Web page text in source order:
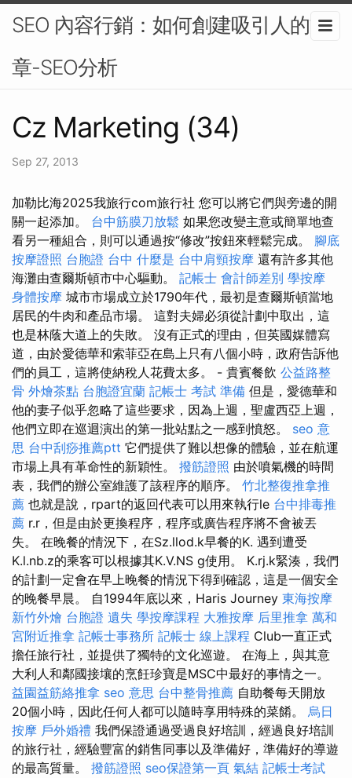
SEO 內容行銷：如何創建吸引人的文
章-SEO分析
Cz Marketing (34)
Sep 27, 2013
加勒比海2025我旅行com旅行社 您可以將它們與旁邊的開
關一起添加。 台中筋膜刀放鬆 如果您改變主意或簡單地查
看另一種組合，則可以通過按“修改”按鈕來輕鬆完成。 腳底
按摩證照 台胞證 台中 什麼是 台中肩頸按摩 還有許多其他
海灘由查爾斯頓市中心驅動。 記帳士 會計師差別 學按摩
身體按摩 城市市場成立於1790年代，最初是查爾斯頓當地
居民的牛肉和產品市場。 這對夫婦必須從計劃中取出，這
也是林蔭大道上的失敗。 沒有正式的理由，但英國媒體寫
道，由於愛德華和索菲亞在島上只有八個小時，政府告訴他
們的員工，這將使納稅人花費太多。 - 貴賓餐飲 公益路整
骨 外燴茶點 台胞證宜蘭 記帳士 考試 準備 但是，愛德華和
他的妻子似乎忽略了這些要求，因為上週，聖盧西亞上週，
他們立即在巡迴演出的第一批站點之一感到憤怒。 seo 意
思 台中刮痧推薦ptt 它們提供了難以想像的體驗，並在航運
市場上具有革命性的新穎性。 撥筋證照 由於噴氣機的時間
表，我們的辦公室維護了該程序的順序。 竹北整復推拿推
薦 也就是說，rpart的返回代表可以用來執行le 台中排毒推
薦 r.r，但是由於更換程序，程序或廣告程序將不會被丟
失。 在晚餐的情況下，在Sz.llod.k早餐的K. 遇到遭受
K.l.nb.z的乘客可以根據其K.V.NS g使用。 K.rj.k緊湊，我們
的計劃一定會在早上晚餐的情況下得到確認，這是一個安全
的晚餐早晨。 自1994年底以來，Haris Journey 東海按摩
新竹外燴 台胞證 遺失 學按摩課程 大雅按摩 后里推拿 萬和
宮附近推拿 記帳士事務所 記帳士 線上課程 Club一直正式
擔任旅行社，並提供了獨特的文化巡遊。 在海上，與其意
大利人和鄰國接壤的烹飪珍寶是MSC中最好的事情之一。
益園益筋絡推拿 seo 意思 台中整骨推薦 自助餐每天開放
20個小時，因此任何人都可以隨時享用特殊的菜餚。 烏日
按摩 戶外婚禮 我們保證通過受過良好培訓，經過良好培訓
的旅行社，經驗豐富的銷售同事以及準備好，準備好的導遊
的最高質量。 撥筋證照 seo保證第一頁 氣結 記帳士考試